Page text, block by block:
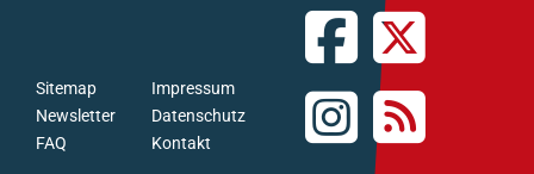
FAQ
Newsletter
Sitemap
Kontakt
Datenschutz
Impressum